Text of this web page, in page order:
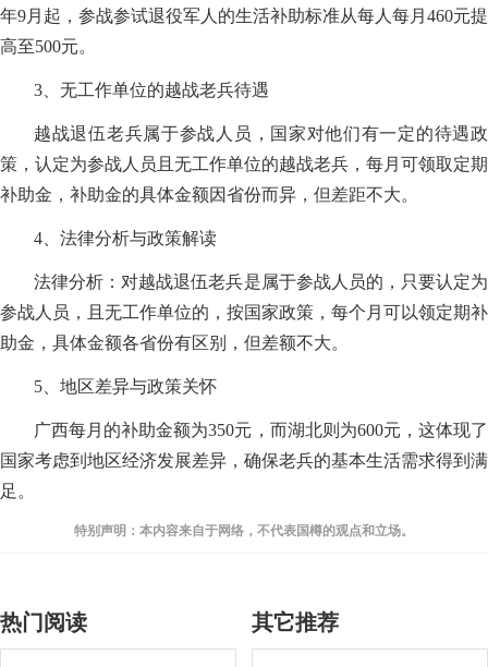
年9月起，参战参试退役军人的生活补助标准从每人每月460元提
高至500元。
3、无工作单位的越战老兵待遇
越战退伍老兵属于参战人员，国家对他们有一定的待遇政
策，认定为参战人员且无工作单位的越战老兵，每月可领取定期
补助金，补助金的具体金额因省份而异，但差距不大。
4、法律分析与政策解读
法律分析：对越战退伍老兵是属于参战人员的，只要认定为
参战人员，且无工作单位的，按国家政策，每个月可以领定期补
助金，具体金额各省份有区别，但差额不大。
5、地区差异与政策关怀
广西每月的补助金额为350元，而湖北则为600元，这体现了
国家考虑到地区经济发展差异，确保老兵的基本生活需求得到满
足。
特别声明：本内容来自于网络，不代表国樽的观点和立场。
热门阅读 其它推荐